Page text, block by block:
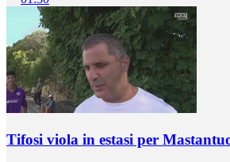
Tifosi viola in estasi per